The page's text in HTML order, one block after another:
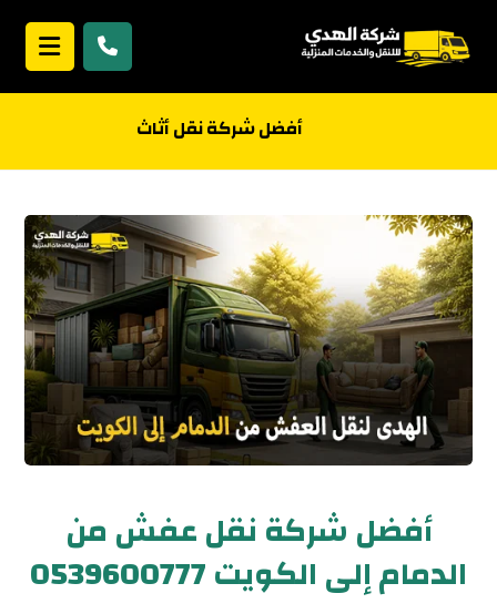
أفضل شركة نقل أثاث
أفضل شركة نقل عفش من
الدمام إلى الكويت 0539600777